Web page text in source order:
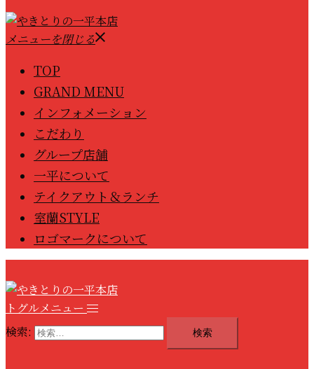
メニューを閉じる
TOP
GRAND MENU
インフォメーション
こだわり
グループ店舗
一平について
テイクアウト＆ランチ
室蘭STYLE
ロゴマークについて
トグルメニュー
検索: